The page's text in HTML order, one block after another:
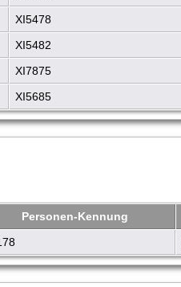
XI5478
XI5482
XI7875
XI5685
Personen-Kennung